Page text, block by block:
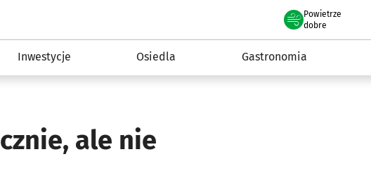
Dla mieszkańca
Powietrze
we Wrocławiu
dobre
Inwestycje Osiedla Gastronomia
ale nie